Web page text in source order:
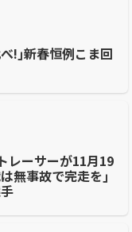
!｣新春恒例こま回
レーサーが11月19
無事故で完走を｣